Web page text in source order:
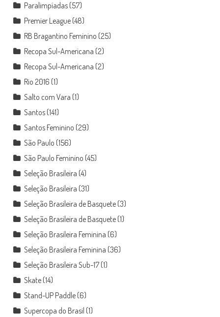
Paralimpíadas(57)
Premier League(48)
RB Bragantino Feminino (25)
Recopa Sul-Americana (2)
Recopa Sul-Americana (2)
Rio 2016 (1)
Salto com Vara (1)
Santos(141)
Santos Feminino (29)
São Paulo (156)
São Paulo Feminino (45)
Seleção Brasileira (4)
Seleção Brasileira (31)
Seleção Brasileira de Basquete(3)
Seleção Brasileira de Basquete(1)
Seleção Brasileira Feminina (6)
Seleção Brasileira Feminina (36)
Seleção Brasileira Sub-17(1)
Skate(14)
Stand-UP Paddle(6)
Supercopa do Brasil (1)